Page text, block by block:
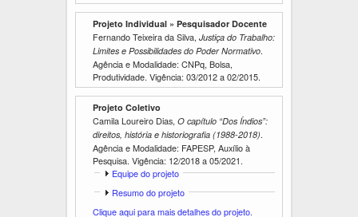
Projeto Individual » Pesquisador Docente
Fernando Teixeira da Silva, Justiça do Trabalho:
Limites e Possibilidades do Poder Normativo.
Agência e Modalidade: CNPq, Bolsa,
Produtividade. Vigência: 03/2012a02/2015.
Projeto Coletivo
Camila Loureiro Dias, O capítulo “Dos Índios”:
direitos, história e historiografia (1988-2018).
Agência e Modalidade: FAPESP, Auxílio à
Pesquisa. Vigência: 12/2018a05/2021.
E
i
b
Equipe do projeto
E
Resumo do projeto
Clique aqui para mais detalhes do projeto.